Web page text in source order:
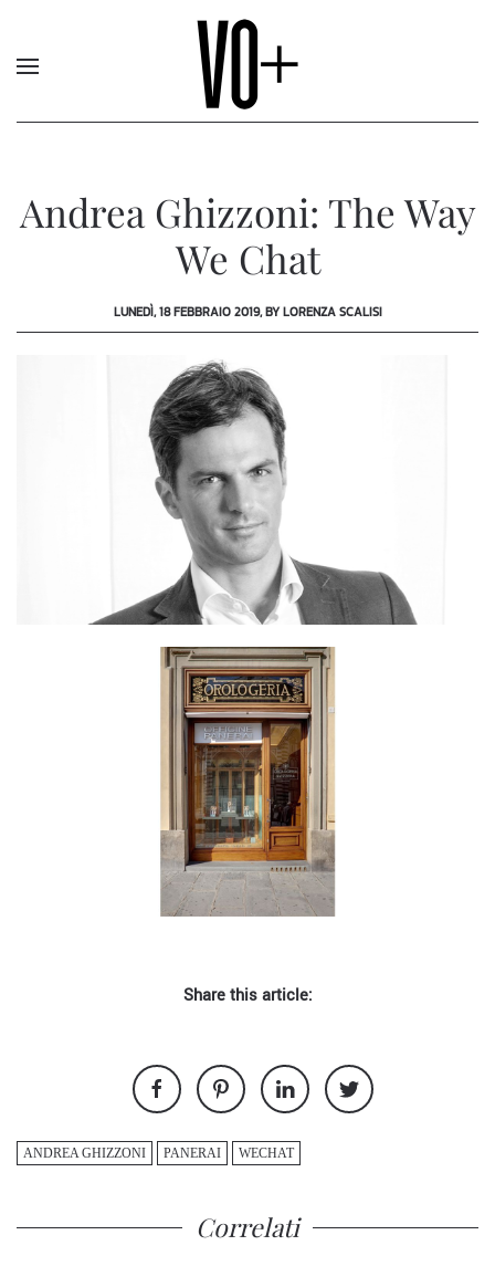
Andrea Ghizzoni: The Way
We Chat
LUNEDÌ, 18 FEBBRAIO 2019, BY LORENZA SCALISI
Share this article:
ANDREA GHIZZONI PANERAI WECHAT
Correlati